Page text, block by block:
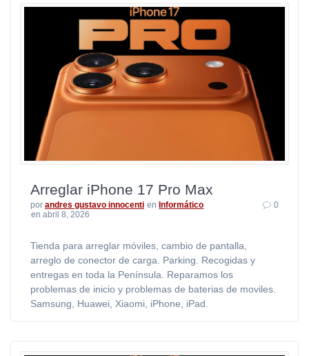
Arreglar iPhone 17 Pro Max
por andres gustavo innocenti en Informático
en abril 8, 2026
0
Tienda para arreglar móviles, cambio de pantalla,
arreglo de conector de carga. Parking. Recogidas y
entregas en toda la Península. Reparamos los
problemas de inicio y problemas de baterias de moviles.
Samsung, Huawei, Xiaomi, iPhone, iPad.